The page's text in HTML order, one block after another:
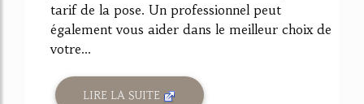
tarif de la pose. Un professionnel peut
également vous aider dans le meilleur choix de
votre...
LIRE LA SUITE